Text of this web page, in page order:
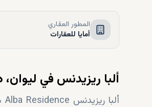
المطور العقاري
أمايا للعقارات
ألبا ريزيدنس في